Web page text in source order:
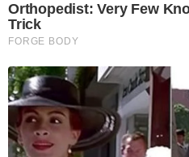
Orthopedist: Very Few
Trick
FORGE BODY